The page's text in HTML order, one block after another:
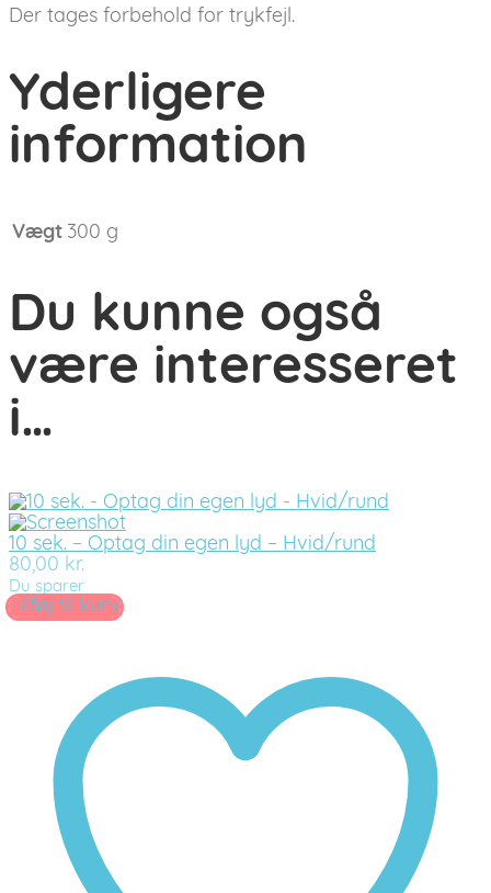
Der tages forbehold for trykfejl.
Yderligere
information
Vægt 300 g
Du kunne også
være interesseret
i…
10 sek. – Optag din egen lyd – Hvid/rund
80,00 kr.
Du sparer
Tilføj til kurv